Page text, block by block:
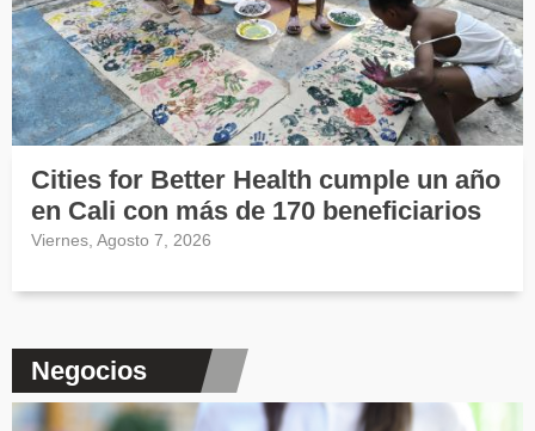
Cities for Better Health cumple un año
en Cali con más de 170 beneficiarios
Viernes, Agosto 7, 2026
Negocios